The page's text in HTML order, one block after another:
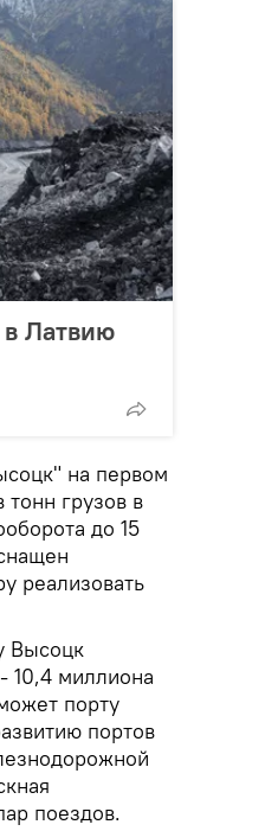
в Латвию
на первом
тонн грузов в
до 15
реализовать
Высоцк
10,4 миллиона
порту
портов
поездов.